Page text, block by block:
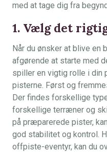
med at tage dig fra
1. Vælg det
Når du ønsker at blive en
afgørende at starte med
spiller en vigtig rolle i din
pisterne. Først og
Der findes forskellige
forskellige terræner og
på præparerede pister,
god stabilitet og kontrol.
offpiste-eventyr, kan du